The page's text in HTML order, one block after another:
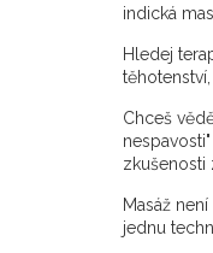
indická
Hledej
Chceš
zkušenosti
Masáž
jednu